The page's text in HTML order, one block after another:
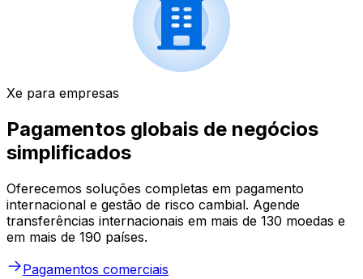
Xe para empresas
Pagamentos globais de negócios
simplificados
Oferecemos soluções completas em pagamento
internacional e gestão de risco cambial. Agende
transferências internacionais em mais de 130 moedas e
em mais de 190 países.
Pagamentos comerciais